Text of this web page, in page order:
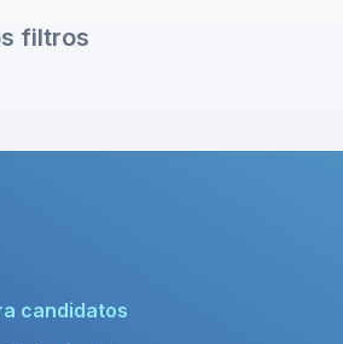
filtros
candidatos